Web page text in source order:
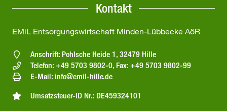
Kontakt
EMiL Entsorgungswirtschaft Minden-Lübbecke AöR
Anschrift: Pohlsche Heide 1, 32479 Hille
Telefon: +49 5703 9802-0, Fax: +49 5703 9802-99
E-Mail: info@emil-hille.de
Umsatzsteuer-ID Nr.: DE459324101